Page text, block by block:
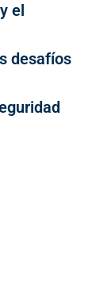
el
desafíos